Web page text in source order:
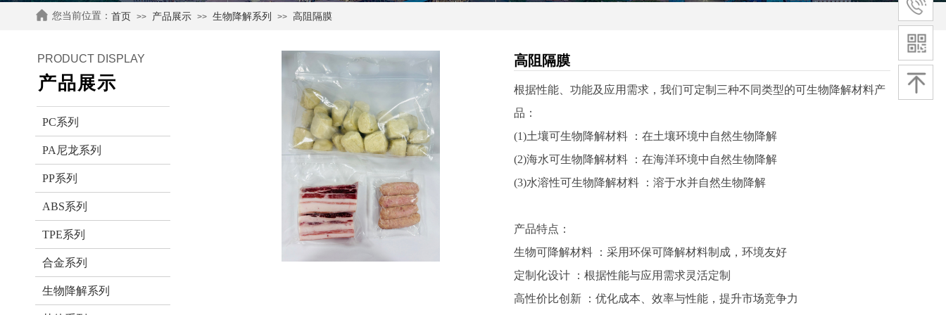
首页 >> 产品展示 >> 生物降解系列 >> 高阻隔膜
您当前位置：
高阻隔膜
根据性能、功能及应用需求，我们可定制三种不同类型的可生物降解材料产
品：
(1)土壤可生物降解材料 ：在土壤环境中自然生物降解
(2)海水可生物降解材料 ：在海洋环境中自然生物降解
(3)水溶性可生物降解材料 ：溶于水并自然生物降解
产品特点：
生物可降解材料 ：采用环保可降解材料制成，环境友好
定制化设计 ：根据性能与应用需求灵活定制
高性价比创新 ：优化成本、效率与性能，提升市场竞争力
PRODUCT DISPLAY
产品展示
PC系列
PA尼龙系列
PP系列
ABS系列
TPE系列
合金系列
生物降解系列